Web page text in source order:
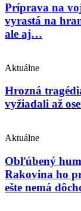
Príprava na
vyrastá na
ale aj…
Aktuálne
Hrozná
vyžiadali až
Aktuálne
Obľúbený
Rakovina ho
ešte nemá